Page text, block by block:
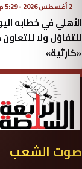
2 أغسطس 2026 - 5:29 م
الأهلي في خطابه
للتفاؤل ولا
«كارثية»‏
صوت الشعب